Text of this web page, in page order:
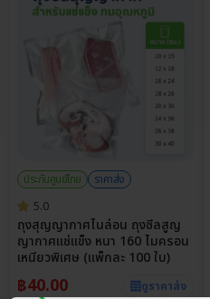
ประกันศูนย์ไทย
ราคาส่ง
5.0
ถุงสุญญากาศไนล่อน ถุงซีลสูญ
ญากาศแช่แข็ง หนา 160 ไมครอน
เหนียวพิเศษ (แพ็กละ 100 ใบ)
฿40.00
ดูราคาส่ง